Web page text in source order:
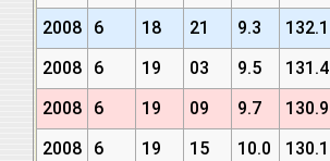
2008
6 18 21 9.3 132.1
2008
6 19 03 9.5 131.4
2008
6 19 09 9.7 130.9
2008
6 19 15 10.0 130.1